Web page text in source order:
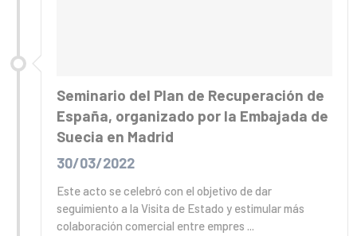
Seminario del Plan de Recuperación de
España, organizado por la Embajada de
Suecia en Madrid
30/03/2022
Este acto se celebró con el objetivo de dar
seguimiento a la Visita de Estado y estimular más
colaboración comercial entre empres ...